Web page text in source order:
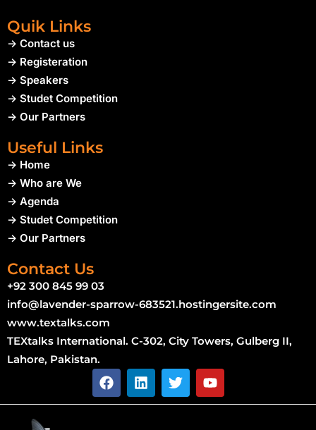
Quik Links
-> Contact us
-> Registeration
-> Speakers
-> Studet Competition
-> Our Partners
Useful Links
-> Home
-> Who are We
-> Agenda
-> Studet Competition
-> Our Partners
Contact Us
+92 300 845 99 03
info@lavender-sparrow-683521.hostingersite.com
www.textalks.com
TEXtalks International. C-302, City Towers, Gulberg II,
Lahore, Pakistan.